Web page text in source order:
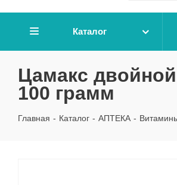
Каталог
Цамакс
100 грамм
Главная - Каталог - АПТЕКА -